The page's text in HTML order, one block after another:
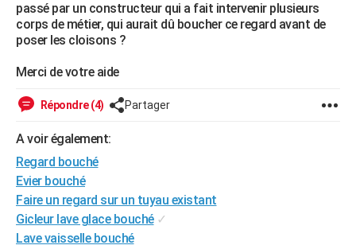
Carte de Noël
Carte Bonne année
Carte Saint-Valentin
Carte Pâques
Carte d'anniversaire
DICTIONNAIRE
PROGRAMME TV
COPAINS D'AVANT
AVIS DE DÉCÈS
FORUM
passé par un constructeur qui a fait intervenir plusieurs
corps de métier, qui aurait dû boucher ce regard avant de
poser les cloisons ?
Merci de votre aide
Répondre (4) Partager
A voir également:
Regard bouché
Evier bouché
Faire un regard sur un tuyau existant
Gicleur lave glace bouché ✓
Lave vaisselle bouché